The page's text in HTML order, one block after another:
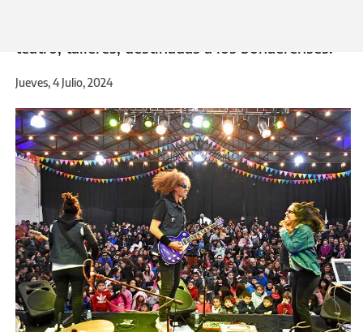
teatro, talleres, destinadas a los bonaerenses.
Jueves, 4 Julio, 2024